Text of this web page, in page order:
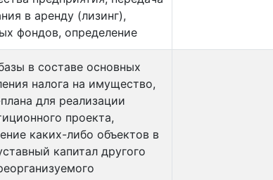
в аренду (лизинг),
фондов, определение
в составе основных
налога на имущество,
для реализации
проекта,
каких-либо объектов в
капитал другого